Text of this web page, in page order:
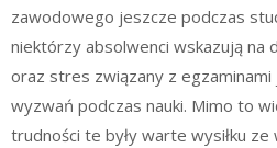
zawodowego jeszcze podczas
niektórzy absolwenci wskazują na
oraz stres związany z egzaminami
wyzwań podczas nauki. Mimo to
trudności te były warte wysiłku